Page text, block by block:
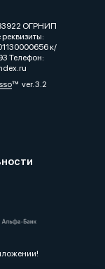
ОГРНИП
к/
Телефон:
ver. 3.2